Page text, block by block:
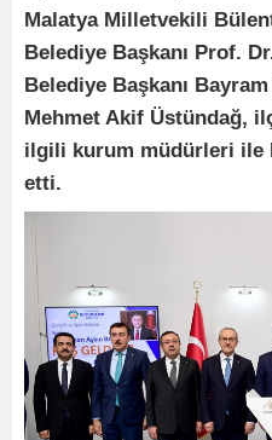
Malatya Milletvekili
Belediye Başkanı Prof.
Belediye Başkanı Bayram
Mehmet Akif Üstündağ,
ilgili kurum müdürleri ile
etti.